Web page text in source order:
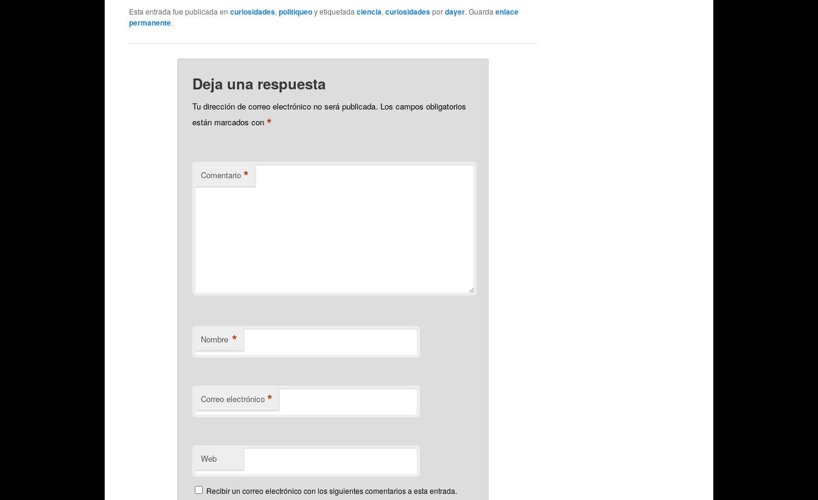
programas, ya no sólo del tema
gráfico.…
con la ayuda de…
Esta entrada fue publicada en curiosidades,politiqueoy etiquetadaciencia,curiosidadespordayer. Guardaenlace
permanente.
Deja una respuesta
Tu dirección de correo electrónico no será publicada. Los campos obligatorios
están marcados con*
Comentario *
Nombre *
Correo electrónico *
Web
Recibir un correo electrónico con los siguientes comentarios a esta entrada.